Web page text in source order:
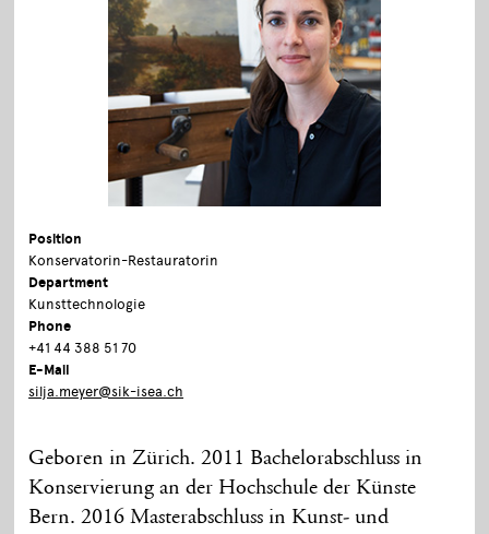
Position
Konservatorin-Restauratorin
Department
Kunsttechnologie
Phone
+41 44 388 51 70
E-Mail
silja.meyer@sik-isea.ch
Geboren in Zürich. 2011 Bachelorabschluss in
Konservierung an der Hochschule der Künste
Bern. 2016 Masterabschluss in Kunst- und